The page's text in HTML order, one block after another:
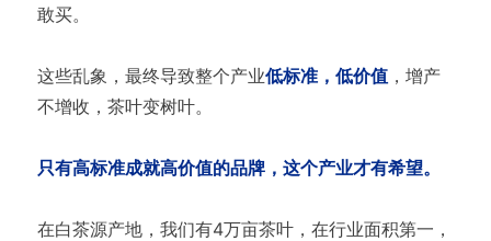
敢买。
这些乱象，最终导致整个产业低标准，低价值，增产
不增收，茶叶变树叶。
只有高标准成就高价值的品牌，这个产业才有希望。
在白茶源产地，我们有4万亩茶叶，在行业面积第一，